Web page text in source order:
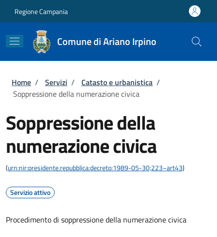
Regione Campania
Comune di Ariano Irpino
Briciole di pane
Home / Servizi / Catasto e urbanistica /
Soppressione della numerazione civica
Soppressione della
numerazione civica
(urn:nir:presidente.repubblica:decreto:1989-05-30;223~art43)
Servizio attivo
Procedimento di soppressione della numerazione civica